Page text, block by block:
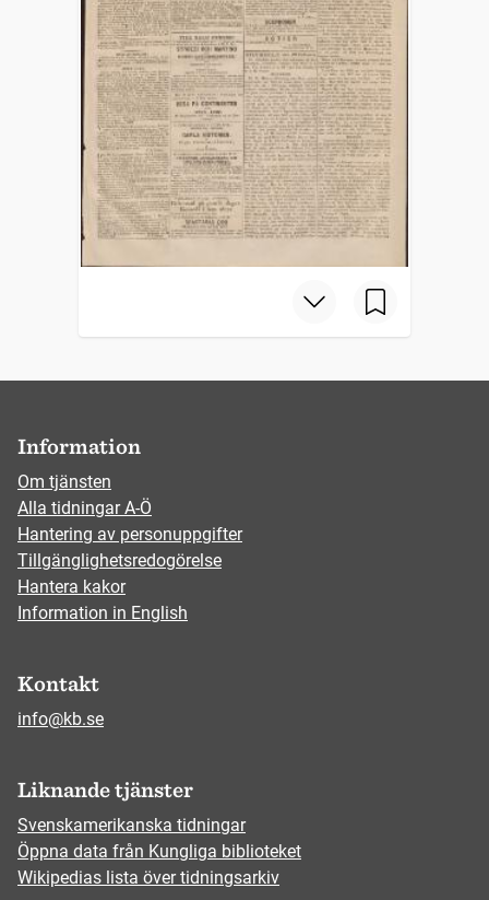
Information
Om tjänsten
Alla tidningar A-Ö
Hantering av personuppgifter
Tillgänglighetsredogörelse
Hantera kakor
Information in English
Kontakt
info@kb.se
Liknande tjänster
Svenskamerikanska tidningar
Öppna data från Kungliga biblioteket
Wikipedias lista över tidningsarkiv